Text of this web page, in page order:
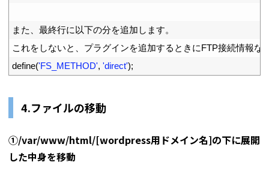
また、最終行に以下の分を追加します。
これをしないと、プラグインを追加するときにFTP接続情報な
define('FS_METHOD', 'direct');
4.ファイルの移動
①/var/www/html/[wordpress用ドメイン名]の下に展開
した中身を移動